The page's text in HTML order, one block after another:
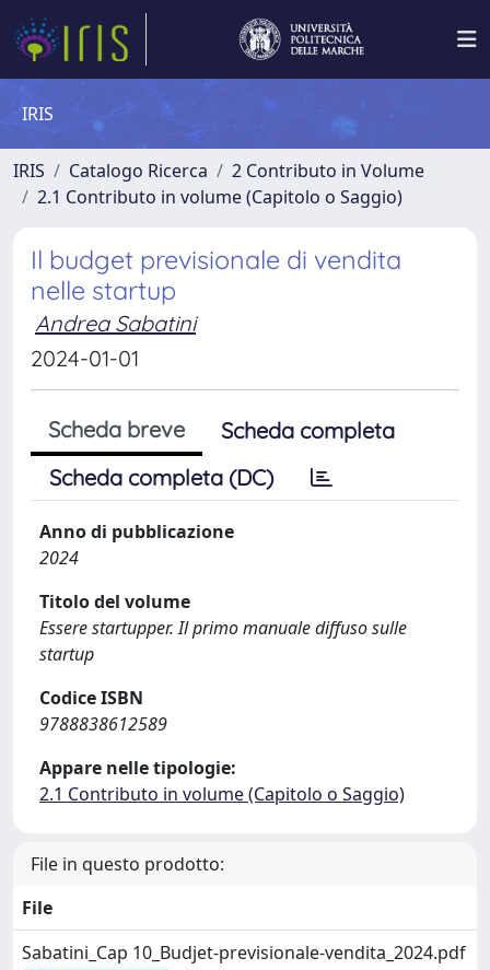
IRIS
IRIS Catalogo Ricerca
2 Contributo in Volume
2.1 Contributo in volume (Capitolo o Saggio)
Il budget previsionale di vendita
nelle startup
Andrea Sabatini
2024-01-01
Scheda breve
Scheda completa
Scheda completa (DC)
Anno di pubblicazione
2024
Titolo del volume
Essere startupper. Il primo manuale diffuso sulle
startup
Codice ISBN
9788838612589
Appare nelle tipologie:
2.1 Contributo in volume (Capitolo o Saggio)
File in questo prodotto:
File
Sabatini_Cap 10_Budjet-previsionale-vendita_2024.pdf